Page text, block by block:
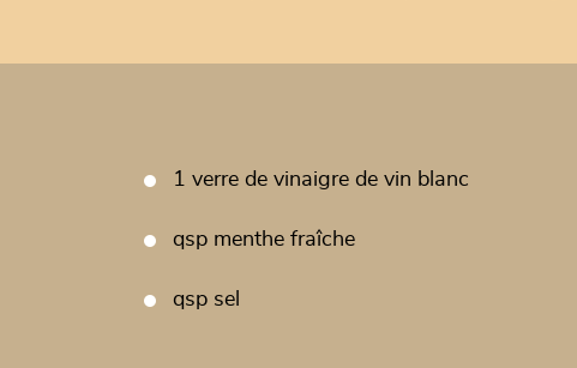
1 verre de vinaigre de vin blanc
qsp menthe fraîche
qsp sel